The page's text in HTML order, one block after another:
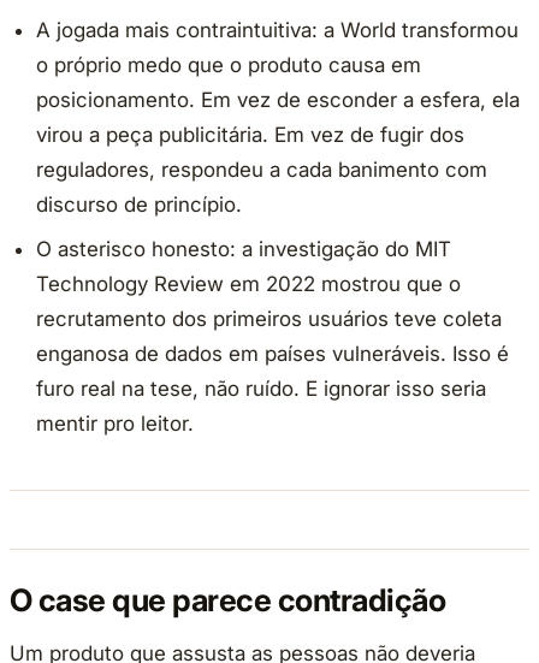
A jogada mais contraintuitiva: a World transformou
o próprio medo que o produto causa em
posicionamento. Em vez de esconder a esfera, ela
virou a peça publicitária. Em vez de fugir dos
reguladores, respondeu a cada banimento com
discurso de princípio.
O asterisco honesto: a investigação do MIT
Technology Review em 2022 mostrou que o
recrutamento dos primeiros usuários teve coleta
enganosa de dados em países vulneráveis. Isso é
furo real na tese, não ruído. E ignorar isso seria
mentir pro leitor.
O case que parece contradição
Um produto que assusta as pessoas não deveria